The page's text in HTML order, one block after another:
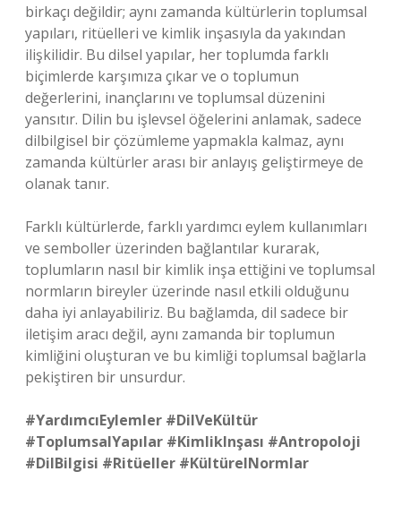
birkaçı değildir; aynı zamanda kültürlerin toplumsal
yapıları, ritüelleri ve kimlik inşasıyla da yakından
ilişkilidir. Bu dilsel yapılar, her toplumda farklı
biçimlerde karşımıza çıkar ve o toplumun
değerlerini, inançlarını ve toplumsal düzenini
yansıtır. Dilin bu işlevsel öğelerini anlamak, sadece
dilbilgisel bir çözümleme yapmakla kalmaz, aynı
zamanda kültürler arası bir anlayış geliştirmeye de
olanak tanır.
Farklı kültürlerde, farklı yardımcı eylem kullanımları
ve semboller üzerinden bağlantılar kurarak,
toplumların nasıl bir kimlik inşa ettiğini ve toplumsal
normların bireyler üzerinde nasıl etkili olduğunu
daha iyi anlayabiliriz. Bu bağlamda, dil sadece bir
iletişim aracı değil, aynı zamanda bir toplumun
kimliğini oluşturan ve bu kimliği toplumsal bağlarla
pekiştiren bir unsurdur.
#YardımcıEylemler #DilVeKültür
#ToplumsalYapılar #KimlikInşası #Antropoloji
#DilBilgisi #Ritüeller #KültürelNormlar